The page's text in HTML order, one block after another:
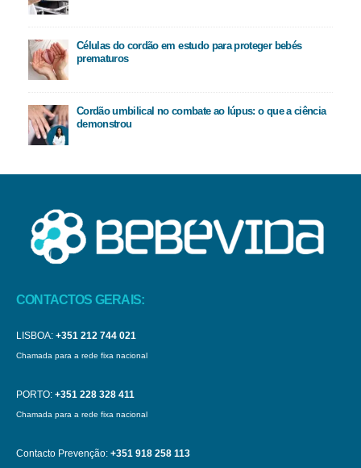
Células do cordão em estudo para proteger bebés
prematuros
Cordão umbilical no combate ao lúpus: o que a ciência
demonstrou
CONTACTOS GERAIS:
LISBOA: +351 212 744 021
Chamada para a rede fixa nacional
PORTO: +351 228 328 411
Chamada para a rede fixa nacional
Contacto Prevenção: +351 918 258 113